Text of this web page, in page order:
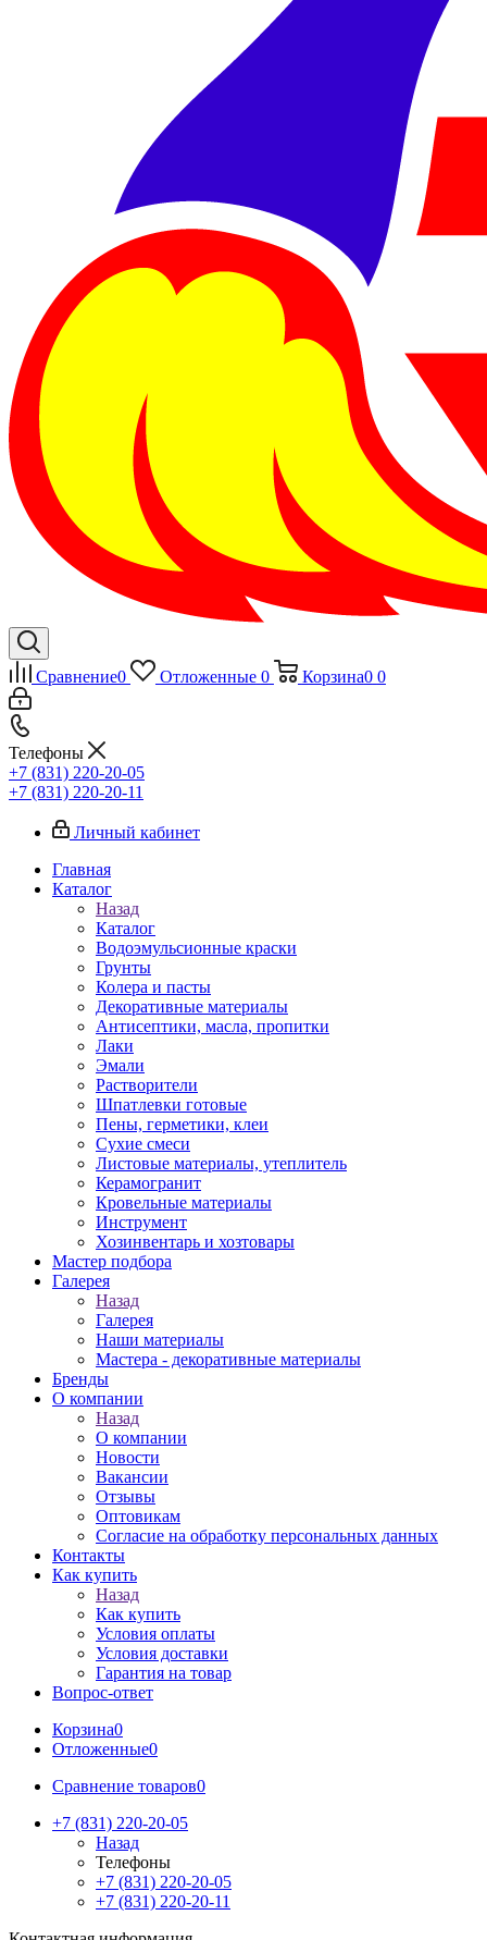
Сравнение0 Отложенные 0 Корзина0 0
Телефоны
+7 (831) 220-20-05
+7 (831) 220-20-11
Личный кабинет
Главная
Каталог
Назад
Каталог
Водоэмульсионные краски
Грунты
Колера и пасты
Декоративные материалы
Антисептики, масла, пропитки
Лаки
Эмали
Растворители
Шпатлевки готовые
Пены, герметики, клеи
Сухие смеси
Листовые материалы, утеплитель
Керамогранит
Кровельные материалы
Инструмент
Хозинвентарь и хозтовары
Мастер подбора
Галерея
Назад
Галерея
Наши материалы
Мастера - декоративные материалы
Бренды
О компании
Назад
О компании
Новости
Вакансии
Отзывы
Оптовикам
Cогласие на обработку персональных данных
Контакты
Как купить
Назад
Как купить
Условия оплаты
Условия доставки
Гарантия на товар
Вопрос-ответ
Корзина0
Отложенные0
Сравнение товаров0
+7 (831) 220-20-05
Назад
Телефоны
+7 (831) 220-20-05
+7 (831) 220-20-11